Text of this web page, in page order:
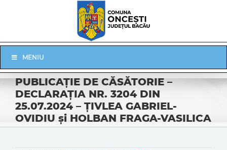
Navigation
MENIU
PUBLICAŢIE DE CĂSĂTORIE –
DECLARAŢIA NR. 3204 DIN
25.07.2024 – ŢIVLEA GABRIEL-
OVIDIU şi HOLBAN FRAGA-VASILICA